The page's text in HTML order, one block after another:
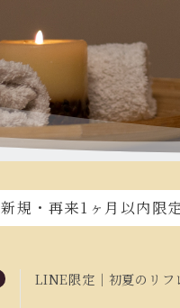
新規・再来1ヶ月以内限
LINE限定｜初夏のリフ